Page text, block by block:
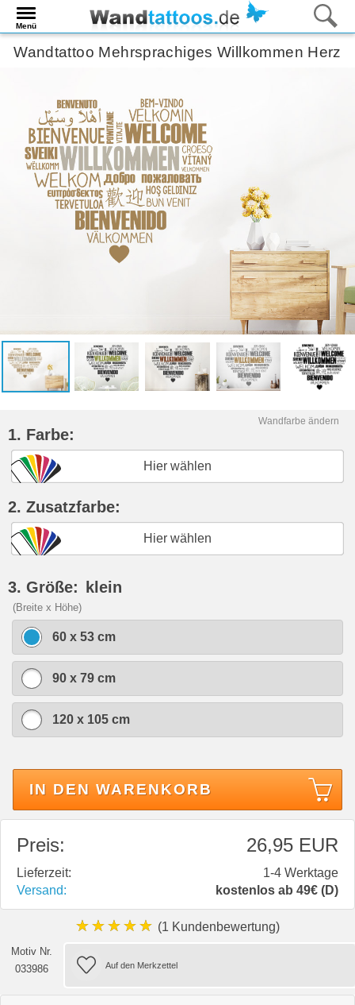
Menü
Wandtattoo Mehrsprachiges Willkommen Herz
Wandfarbe ändern
1. Farbe:
Hier wählen
2. Zusatzfarbe:
Hier wählen
3. Größe: klein
(Breite x Höhe)
60 x 53 cm
90 x 79 cm
120 x 105 cm
IN DEN WARENKORB
Preis: 26,95 EUR
Lieferzeit:
1-4 Werktage
Versand:
kostenlos ab 49€ (D)
★★★★★ (1 Kundenbewertung)
Motiv Nr.
033986